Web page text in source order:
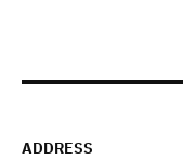
ADDRESS